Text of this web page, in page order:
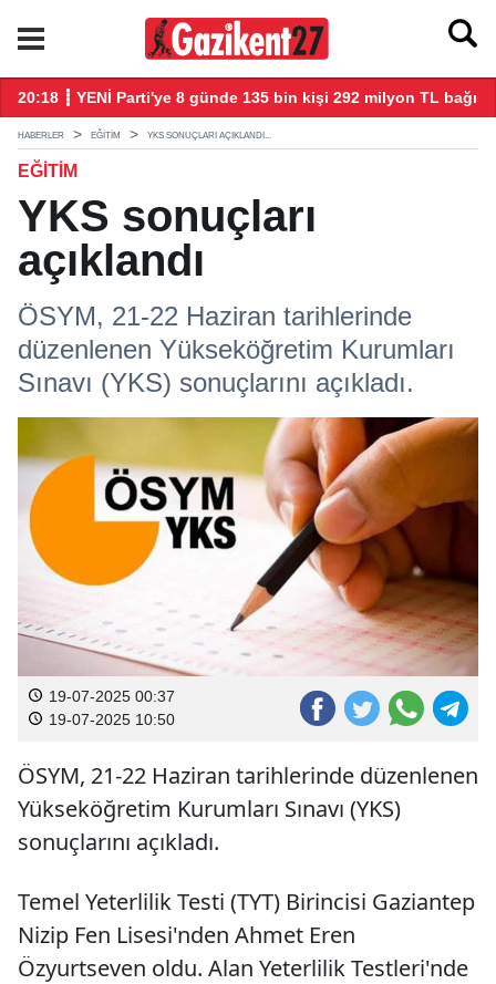
20:18 ┋ YENİ Parti'ye 8 günde 135 bin kişi 292 milyon TL bağış
HABERLER EĞITIM YKS SONUÇLARI AÇIKLANDI...
EĞITIM
YKS sonuçları
açıklandı
ÖSYM, 21-22 Haziran tarihlerinde
düzenlenen Yükseköğretim Kurumları
Sınavı (YKS) sonuçlarını açıkladı.
19-07-2025 00:37
19-07-2025 10:50
ÖSYM, 21-22 Haziran tarihlerinde düzenlenen
Yükseköğretim Kurumları Sınavı (YKS)
sonuçlarını açıkladı.
Temel Yeterlilik Testi (TYT) Birincisi Gaziantep
Nizip Fen Lisesi'nden Ahmet Eren
Özyurtseven oldu. Alan Yeterlilik Testleri'nde